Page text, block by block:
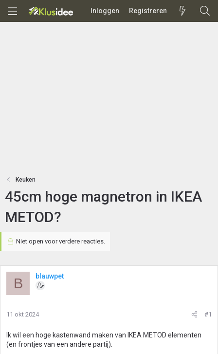
Inloggen Registreren
Keuken
45cm hoge magnetron in IKEA
METOD?
Niet open voor verdere reacties.
B blauwpet
11 okt 2024 #1
Ik wil een hoge kastenwand maken van IKEA METOD elementen
(en frontjes van een andere partij).